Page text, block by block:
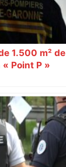
1.500 m² de
Point P »